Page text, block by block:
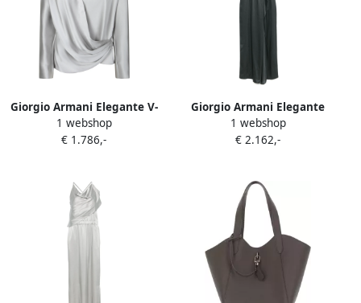
Giorgio Armani Elegante V-
hals Zijden Blouse Gray
Dames
1 webshop
€ 1.786,-
Giorgio Armani Elegante
Jurken Collectie Green
Dames
1 webshop
€ 2.162,-